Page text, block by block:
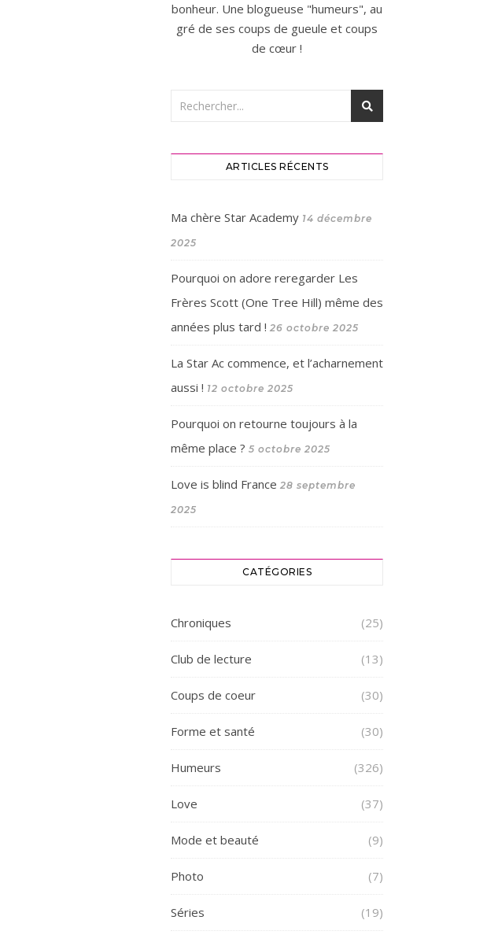
bonheur. Une blogueuse "humeurs", au
gré de ses coups de gueule et coups
de cœur !
ARTICLES RÉCENTS
Ma chère Star Academy 14 décembre
2025
Pourquoi on adore reregarder Les
Frères Scott (One Tree Hill) même des
années plus tard ! 26 octobre 2025
La Star Ac commence, et l’acharnement
aussi ! 12 octobre 2025
Pourquoi on retourne toujours à la
même place ? 5 octobre 2025
Love is blind France 28 septembre
2025
CATÉGORIES
Chroniques (25)
Club de lecture (13)
Coups de coeur (30)
Forme et santé (30)
Humeurs (326)
Love (37)
Mode et beauté (9)
Photo (7)
Séries (19)